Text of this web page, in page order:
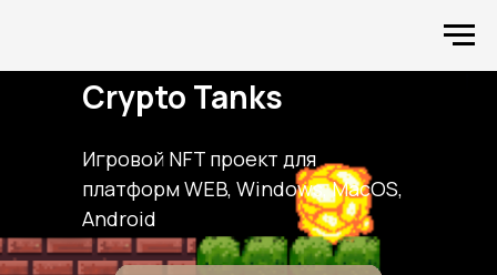
Crypto Tanks
Игровой NFT проект для
платформ WEB, Windows, MacOS,
Android